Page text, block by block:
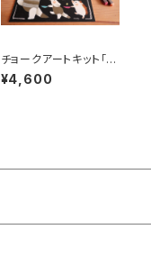
チョークアートキット「ご
褒美の時間だよ」
¥4,600